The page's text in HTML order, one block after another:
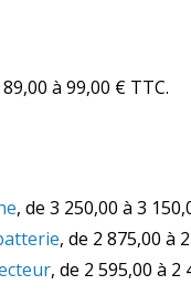
89,00 à 99,00 € TTC.
, de 3 250,00 à 3
, de 2 875,00 à
, de 2 595,00 à 2